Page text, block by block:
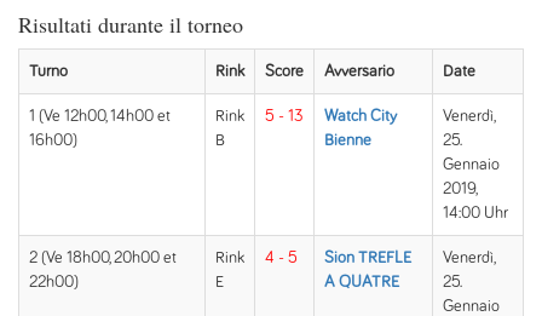
Risultati durante il torneo
Turno Rink Score Avversario Date
1 (Ve 12h00, 14h00 et
16h00)
Rink
B
5 - 13
Watch City
Bienne
Venerdì,
25.
Gennaio
2019,
14:00 Uhr
2 (Ve 18h00, 20h00 et
22h00)
Rink
E
4 - 5
Sion TREFLE
A QUATRE
Venerdì,
25.
Gennaio